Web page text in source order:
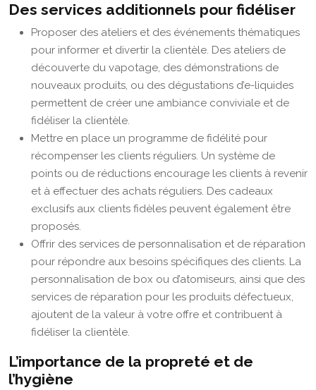
Des services additionnels pour fidéliser
Proposer des ateliers et des événements thématiques
pour informer et divertir la clientèle. Des ateliers de
découverte du vapotage, des démonstrations de
nouveaux produits, ou des dégustations d’e-liquides
permettent de créer une ambiance conviviale et de
fidéliser la clientèle.
Mettre en place un programme de fidélité pour
récompenser les clients réguliers. Un système de
points ou de réductions encourage les clients à revenir
et à effectuer des achats réguliers. Des cadeaux
exclusifs aux clients fidèles peuvent également être
proposés.
Offrir des services de personnalisation et de réparation
pour répondre aux besoins spécifiques des clients. La
personnalisation de box ou d’atomiseurs, ainsi que des
services de réparation pour les produits défectueux,
ajoutent de la valeur à votre offre et contribuent à
fidéliser la clientèle.
L’importance de la propreté et de
l’hygiène